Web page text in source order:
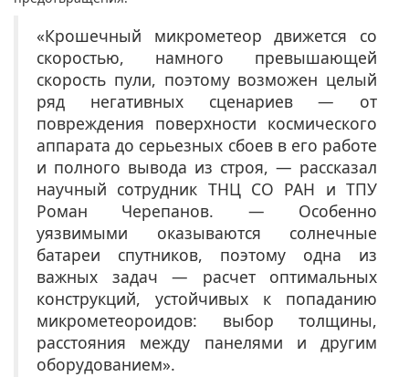
«Крошечный микрометеор движется со
скоростью, намного превышающей
скорость пули, поэтому возможен целый
ряд негативных сценариев — от
повреждения поверхности космического
аппарата до серьезных сбоев в его работе
и полного вывода из строя, — рассказал
научный сотрудник ТНЦ СО РАН и ТПУ
Роман Черепанов. — Особенно
уязвимыми оказываются солнечные
батареи спутников, поэтому одна из
важных задач — расчет оптимальных
конструкций, устойчивых к попаданию
микрометеороидов: выбор толщины,
расстояния между панелями и другим
оборудованием».